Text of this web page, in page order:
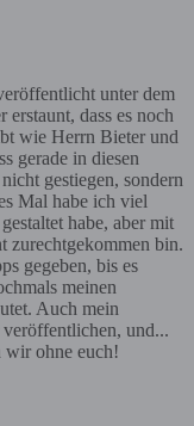
unter dem
dass es noch
wie Herrn Bieter und
gerade in diesen
gestiegen, sondern
Mal habe ich viel
habe, aber mit
zurechtgekommen bin.
gegeben, bis es
meinen
Auch mein
und...
wir ohne euch!